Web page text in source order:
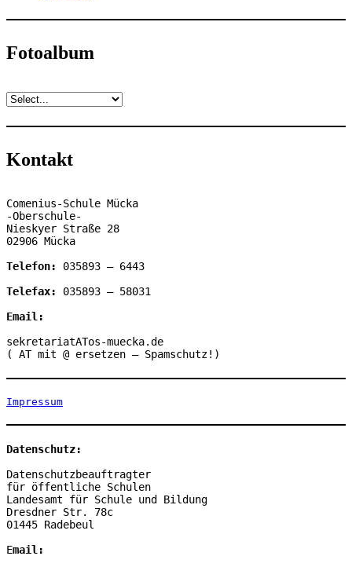
Fotoalbum
Kontakt
Comenius-Schule Mücka
-Oberschule-
Nieskyer Straße 28
02906 Mücka
Telefon:
035893 – 6443
Telefax: 035893 – 58031
Email:
sekretariatATos-muecka.de
( AT mit @ ersetzen – Spamschutz!)
Impressum
Datenschutz:
Datenschutzbeauftragter
für öffentliche Schulen
Landesamt für Schule und Bildung
Dresdner Str. 78c
01445 Radebeul
Email: